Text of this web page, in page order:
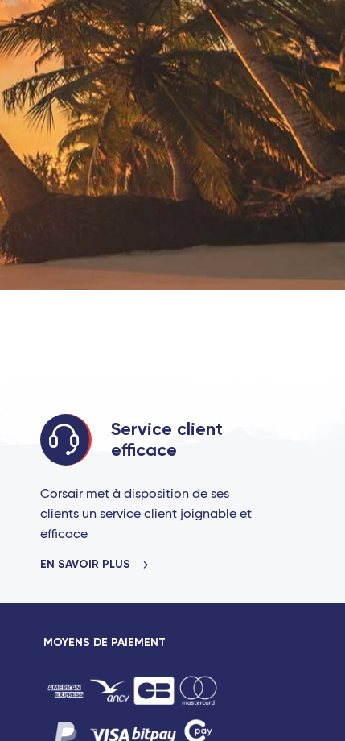
Service client
efficace
Corsair met à disposition de ses
clients un service client joignable et
efficace
EN SAVOIR PLUS
MOYENS DE PAIEMENT